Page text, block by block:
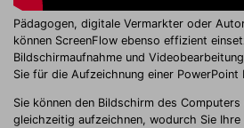
Pädagogen, digitale Vermarkter oder
können ScreenFlow ebenso effizient
Bildschirmaufnahme und
Sie für die Aufzeichnung einer
Sie können den Bildschirm des
gleichzeitig aufzeichnen, wodurch Sie